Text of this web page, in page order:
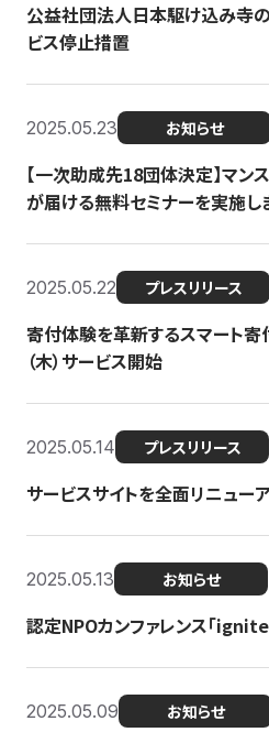
公益社団法人日本駆け込み寺
ビス停止措置
2025.05.23 お知らせ
【一次助成先18団体決定】マ
が届ける無料セミナーを実施し
2025.05.22 プレスリリース
寄付体験を革新するスマート寄
（木）サービス開始
2025.05.14 プレスリリース
サービスサイトを全面リニュー
2025.05.13 お知らせ
認定NPOカンファレンス「
2025.05.09 お知らせ